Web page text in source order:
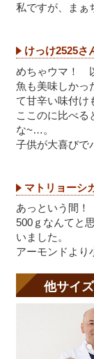
私ですが、まぁ
けっけ2525
めちゃウマ！
魚も美味しかっ
て甘辛い味付け
ここのに比べる
な~…。
子供が大喜びで
マトリョーシ
あっという間！
500ｇなんてと
いました。
アーモンドより
他サイ